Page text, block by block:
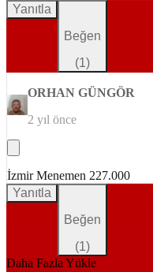
Yanıtla
Beğen
(1)
ORHAN GÜNGÖR
2 yıl önce
İzmir Menemen 227.000
Yanıtla
Beğen
(1)
Daha Fazla Yükle